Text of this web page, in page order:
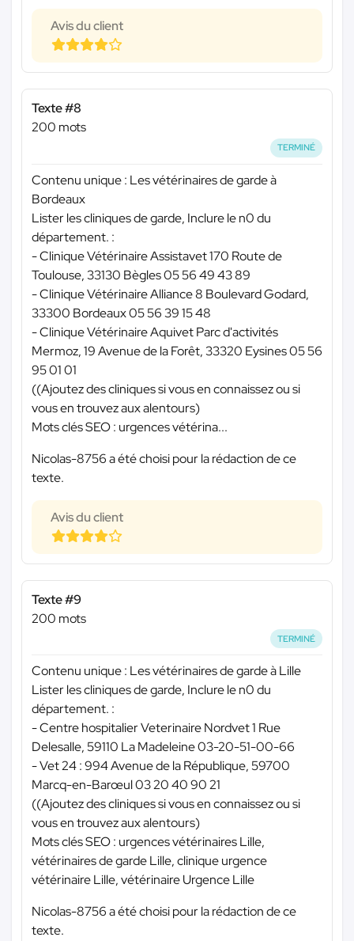
Avis du client
Texte #8
200 mots
TERMINÉ
Contenu unique : Les vétérinaires de garde à
Bordeaux
Lister les cliniques de garde, Inclure le n0 du
département. :
- Clinique Vétérinaire Assistavet 170 Route de
Toulouse, 33130 Bègles 05 56 49 43 89
- Clinique Vétérinaire Alliance 8 Boulevard Godard,
33300 Bordeaux 05 56 39 15 48
- Clinique Vétérinaire Aquivet Parc d'activités
Mermoz, 19 Avenue de la Forêt, 33320 Eysines 05 56
95 01 01
((Ajoutez des cliniques si vous en connaissez ou si
vous en trouvez aux alentours)
Mots clés SEO : urgences vétérina...
Nicolas-8756 a été choisi pour la rédaction de ce
texte.
Avis du client
Texte #9
200 mots
TERMINÉ
Contenu unique : Les vétérinaires de garde à Lille
Lister les cliniques de garde, Inclure le n0 du
département. :
- Centre hospitalier Veterinaire Nordvet 1 Rue
Delesalle, 59110 La Madeleine 03-20-51-00-66
- Vet 24 : 994 Avenue de la République, 59700
Marcq-en-Barœul 03 20 40 90 21
((Ajoutez des cliniques si vous en connaissez ou si
vous en trouvez aux alentours)
Mots clés SEO : urgences vétérinaires Lille,
vétérinaires de garde Lille, clinique urgence
vétérinaire Lille, vétérinaire Urgence Lille
Nicolas-8756 a été choisi pour la rédaction de ce
texte.